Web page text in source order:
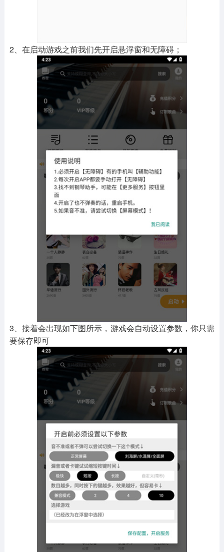
2、在启动游戏之前我们先开启悬浮窗和无障碍；
3、接着会出现如下图所示，游戏会自动设置参数，你只需
要保存即可